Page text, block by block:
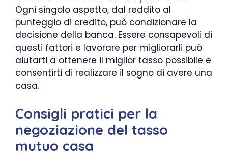
Ogni singolo aspetto, dal reddito al
punteggio di credito, può condizionare la
decisione della banca. Essere consapevoli di
questi fattori e lavorare per migliorarli può
aiutarti a ottenere il miglior tasso possibile e
consentirti di realizzare il sogno di avere una
casa.
Consigli pratici per la
negoziazione del tasso
mutuo casa